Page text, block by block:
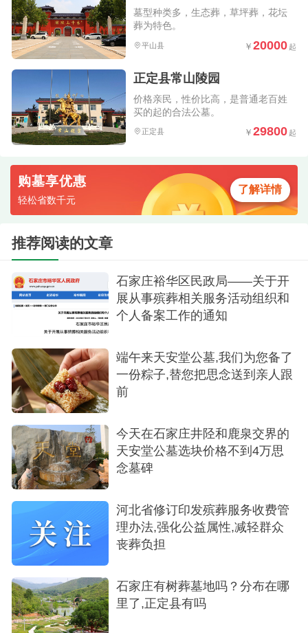
墓型种类多，生态葬，草坪葬，花坛
葬为特色。
平山县 20000
正定县常山陵园
价格亲民，性价比高，是普通老百姓
买的起的合法公墓。
正定县 29800
购墓享优惠
轻松省数千元
了解详情
推荐阅读的文章
石家庄裕华区民政局——关于开
展从事殡葬相关服务活动组织和
个人备案工作的通知
端午来天安堂公墓,我们为您备了
一份粽子,替您把思念送到亲人跟
前
今天在石家庄井陉和鹿泉交界的
天安堂公墓选块价格不到4万思
念墓碑
河北省修订印发殡葬服务收费管
理办法,强化公益属性,减轻群众
丧葬负担
石家庄有树葬墓地吗？分布在哪
里了,正定县有吗